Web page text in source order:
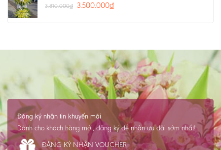
3.810.000₫ 3.500.000₫
Đăng ký nhận tin khuyến mãi
Dành cho khách hàng mới, đăng ký để nhận ưu đãi sớm nhất!
ĐĂNG KÝ NHẬN VOUCHER